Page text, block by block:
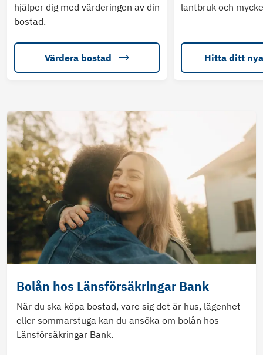
hjälper dig med värderingen av din
bostad.
Värdera bostad
lantbruk och
Hitta ditt
Bolån hos Länsförsäkringar Bank
När du ska köpa bostad, vare sig det är hus, lägenhet
eller sommarstuga kan du ansöka om bolån hos
Länsförsäkringar Bank.